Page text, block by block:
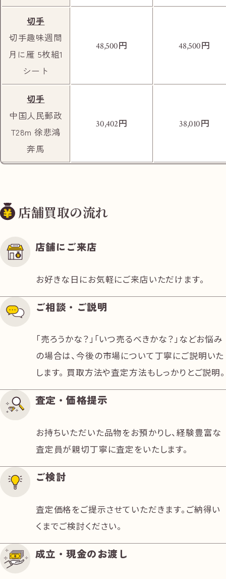
切手
切手趣味週間
月に雁 5枚組1
シート
48,500円 48,500円
切手
中国人民郵政
T28m 徐悲鴻
奔馬
30,402円 38,010円
店舗買取の流れ
店舗にご来店
お好きな日にお気軽にご来店いただけます。
ご相談・ご説明
「売ろうかな？」「いつ売るべきかな？」などお悩み
の場合は、今後の市場について丁寧にご説明いた
します。 買取方法や査定方法もしっかりとご説明。
査定・価格提示
お持ちいただいた品物をお預かりし、経験豊富な
査定員が親切丁寧に査定をいたします。
ご検討
査定価格をご提示させていただきます。ご納得い
くまでご検討ください。
成立・現金のお渡し